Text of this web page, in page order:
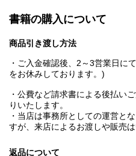
書籍の購入について
商品引き渡し方法
・ご入金確認後、2～3営業日に
をお休みしております。)
・公費など請求書による後払い
りいたします。
・当店は事務所としての運営と
すが、来店によるお渡しや販売は
返品について